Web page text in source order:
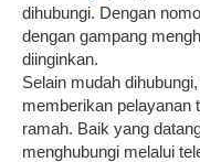
dihubungi. Dengan
dengan gampang
diinginkan.
Selain mudah
memberikan pelayanan
ramah. Baik yang
menghubungi melalui